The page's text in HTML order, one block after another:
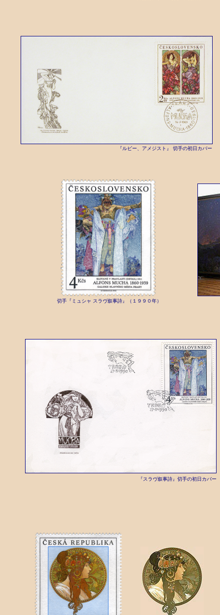
切手『ミュシャ スラヴ叙事詩』（１９９０年）
『スラヴ叙事詩』切手の初日カバー
『ルビー、アメジスト』 切手の初日カバー